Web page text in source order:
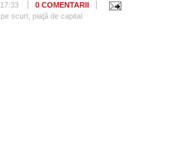
17:33
0 COMENTARII
pe scurt piaţă de capital